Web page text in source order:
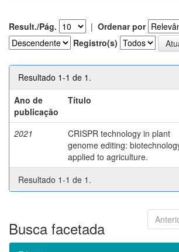
Result./Pág. | Ordenar por
Registro(s)
Resultado 1-1 de 1.
Ano de
publicação
Título
2021
CRISPR technology in plant
genome editing:
applied to agriculture.
Resultado 1-1 de 1.
Busca facetada